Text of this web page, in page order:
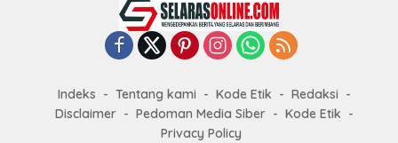
Indeks Tentang kami Kode Etik
Redaksi
Disclaimer
Pedoman Media Siber
Kode Etik
Privacy Policy